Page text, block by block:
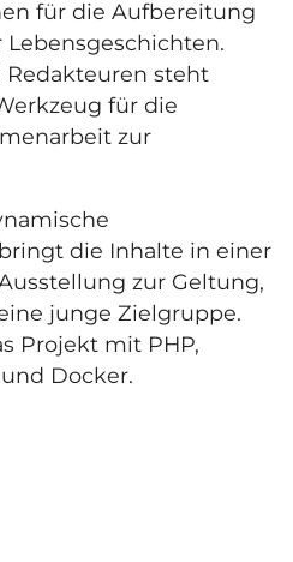
für die Aufbereitung
steht
für die
zur
die Inhalte in einer
zur Geltung,
junge Zielgruppe.
Projekt mit PHP,
und Docker.